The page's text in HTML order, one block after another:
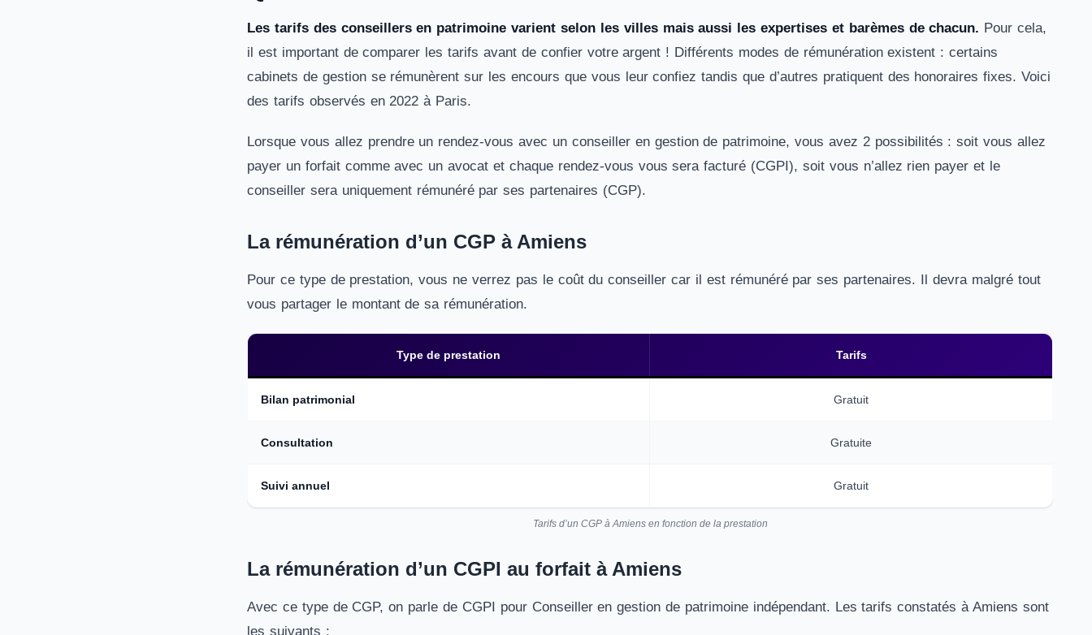
Les tarifs des conseillers en patrimoine varient selon les villes mais aussi les expertises et barèmes de chacun. Pour cela,
il est important de comparer les tarifs avant de confier votre argent ! Différents modes de rémunération existent : certains
cabinets de gestion se rémunèrent sur les encours que vous leur confiez tandis que d’autres pratiquent des honoraires fixes. Voici
des tarifs observés en 2022 à Paris.
Lorsque vous allez prendre un rendez-vous avec un conseiller en gestion de patrimoine, vous avez 2 possibilités : soit vous allez
payer un forfait comme avec un avocat et chaque rendez-vous vous sera facturé (CGPI), soit vous n’allez rien payer et le
conseiller sera uniquement rémunéré par ses partenaires (CGP).
La rémunération d’un CGP à Amiens
Pour ce type de prestation, vous ne verrez pas le coût du conseiller car il est rémunéré par ses partenaires. Il devra malgré tout
vous partager le montant de sa rémunération.
Type de prestation Tarifs
Bilan patrimonial Gratuit
Consultation Gratuite
Suivi annuel Gratuit
Tarifs d’un CGP à Amiens en fonction de la prestation
La rémunération d’un CGPI au forfait à Amiens
Avec ce type de CGP, on parle de CGPI pour Conseiller en gestion de patrimoine indépendant. Les tarifs constatés à Amiens sont
les suivants :